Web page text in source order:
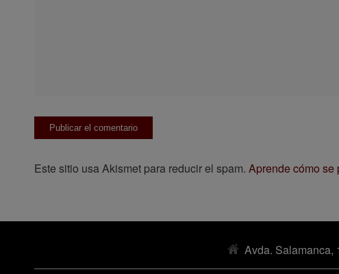
Este sitio usa Akismet para reducir el spam. Aprende cómo se
Avda. Salamanca,